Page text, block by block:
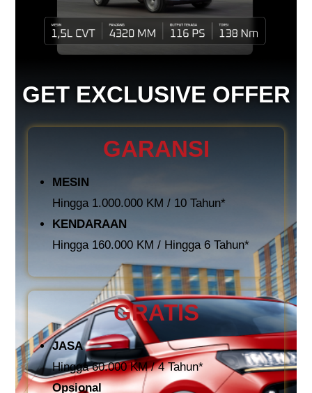
GET EXCLUSIVE OFFER
GARANSI
MESIN
Hingga 1.000.000 KM / 10 Tahun*
KENDARAAN
Hingga 160.000 KM / Hingga 6 Tahun*
GRATIS
JASA
Hingga 60.000 KM / 4 Tahun*
Opsional